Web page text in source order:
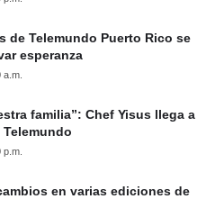
de Telemundo Puerto Rico se
esperanza
familia”: Chef Yisus llega a
en varias ediciones de